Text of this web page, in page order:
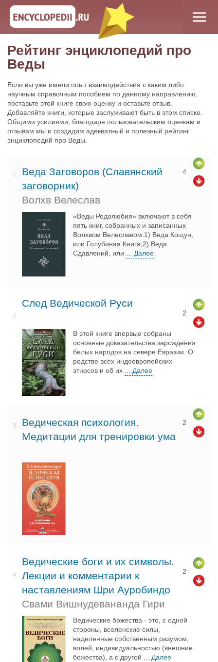
Рейтинг энциклопедий про
Веды
Если вы уже имели опыт взаимодействия с каким либо
научным справочным пособием по данному направлению,
поставьте этой книге свою оценку и оставьте отзыв.
Добавляйте книги, которые заслуживают быть в этом списке.
Общими усилиями, благодаря пользовательским оценкам и
отзывам мы и создадим адекватный и полезный рейтинг
энциклопедий про Веды.
1.
Веда Заговоров (Славянский
заговорник)
Волхв Велеслав
4
«Веды Родолюбия» включают в себя
пять книг, собранных и записанных
Волхвом Велеславом:1) Веда Кощун,
или Голубиная Книга;2) Веда
Сдавлений, или
... Далее
2.
След Ведической Руси
2
В этой книге впервые собраны
основные доказательства зарождения
белых народов на севере Евразии. О
родстве всех индоевропейских
этносов и об их ... Далее
3.
Ведическая психология.
Медитации для тренировки ума
2
4.
Ведические боги и их символы.
Лекции и комментарии к
наставлениям Шри Ауробиндо
Свами Вишнудевананда Гири
2
Ведические божества - это, с одной
стороны, вселенские силы,
наделенные собственным разумом,
волей, индивидуальностью (внешние
божества), а с другой
... Далее